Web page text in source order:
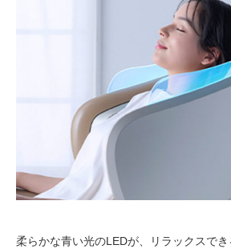
柔らかな青い光のLEDが、リラックスで